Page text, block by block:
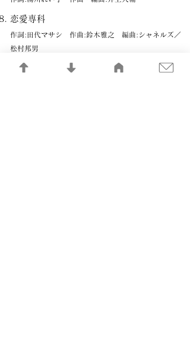
恋愛専科
作詞:田代マサシ 作曲:鈴木雅之 編曲:シャネルズ／
松村邦男
魂のブラザー